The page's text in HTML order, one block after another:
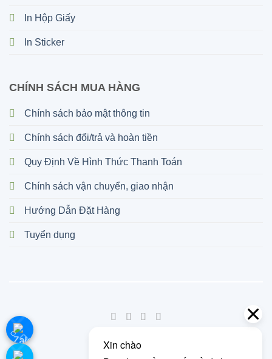
In Hộp Giấy
In Sticker
CHÍNH SÁCH MUA HÀNG
Chính sách bảo mật thông tin
Chính sách đổi/trả và hoàn tiền
Quy Định Về Hình Thức Thanh Toán
Chính sách vận chuyển, giao nhận
Hướng Dẫn Đặt Hàng
Tuyển dụng